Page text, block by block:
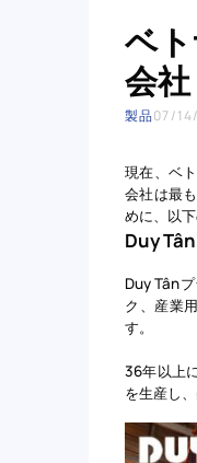
ベ
会
製品07/
現在、ベ
会社は最
めに、以
Duy
Duy Tân
ク、産業
す。
36年以上
を生産し